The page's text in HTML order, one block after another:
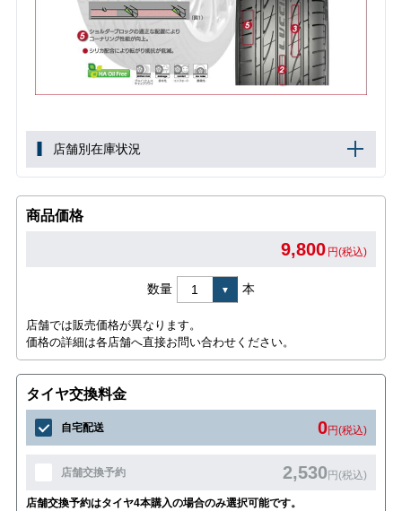
店舗別在庫状況
商品価格
9,800 円(税込)
数量 本
店舗では販売価格が異なります。
価格の詳細は各店舗へ直接お問い合わせください。
タイヤ交換料金
自宅配送 0円(税込)
店舗交換予約 2,530円(税込)
店舗交換予約はタイヤ4本購入の場合のみ選択可能です。